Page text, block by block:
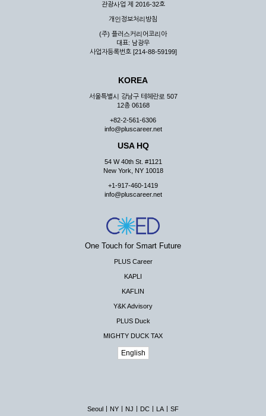
관광사업 제 2016-32호
개인정보처리방침
(주) 플러스커리어코리아
대표: 남광우
사업자등록번호 [214-88-59199]
KOREA
서울특별시 강남구 테헤란로 507
12층 06168
+82-2-561-6306
info@pluscareer.net
USA HQ
54 W 40th St. #1121
New York, NY 10018
+1-917-460-1419
info@pluscareer.net
One Touch for Smart Future
PLUS Career
KAPLI
KAFLIN
Y&K Advisory
PLUS Duck
MIGHTY DUCK TAX
English
Seoul NY NJ DC LA SF